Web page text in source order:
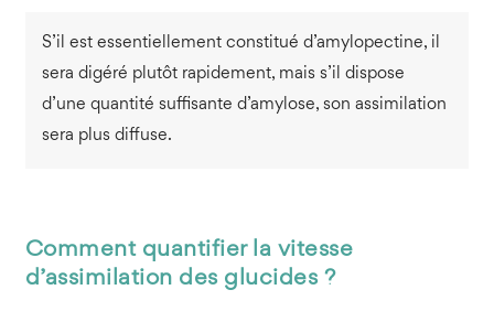
S’il est essentiellement constitué d’amylopectine, il
sera digéré plutôt rapidement, mais s’il dispose
d’une quantité suffisante d’amylose, son assimilation
sera plus diffuse.
Comment quantifier la vitesse
d’assimilation des glucides ?